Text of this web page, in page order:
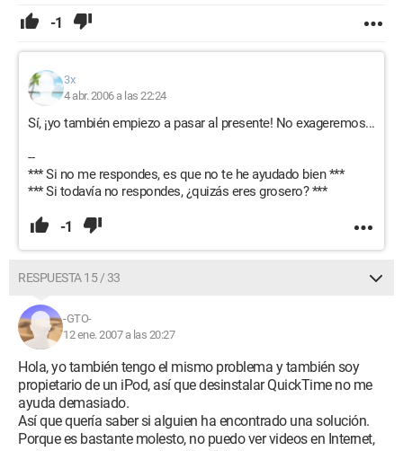
-1
3x
4 abr. 2006 a las 22:24
Sí, ¡yo también empiezo a pasar al presente! No exageremos...
--
*** Si no me respondes, es que no te he ayudado bien ***
*** Si todavía no respondes, ¿quizás eres grosero? ***
-1
RESPUESTA 15 / 33
-GTO-
12 ene. 2007 a las 20:27
Hola, yo también tengo el mismo problema y también soy
propietario de un iPod, así que desinstalar QuickTime no me
ayuda demasiado.
Así que quería saber si alguien ha encontrado una solución.
Porque es bastante molesto, no puedo ver videos en Internet,